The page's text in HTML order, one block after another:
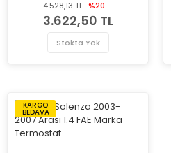
Ön Havalı Fren Diski
4.528,13 TL %20
3.622,50 TL
Stokta Yok
KARGO
BEDAVA